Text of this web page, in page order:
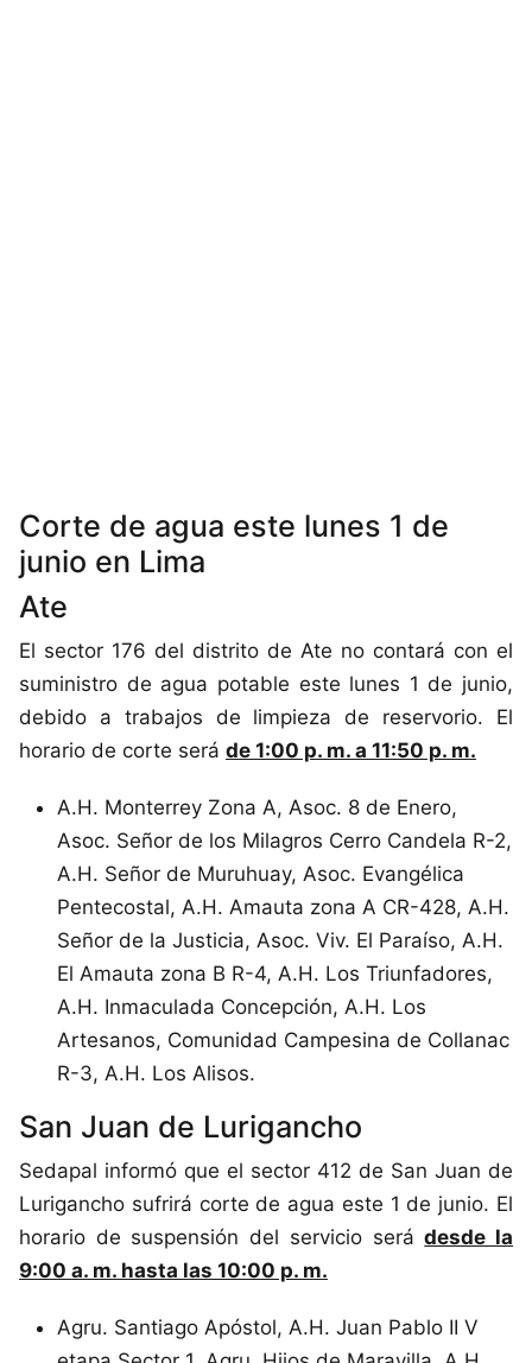
Corte de agua este lunes 1 de
junio en Lima
Ate
El sector 176 del distrito de Ate no contará con el
suministro de agua potable este lunes 1 de junio,
debido a trabajos de limpieza de reservorio. El
horario de corte será de 1:00 p. m. a 11:50 p. m.
A.H. Monterrey Zona A, Asoc. 8 de Enero,
Asoc. Señor de los Milagros Cerro Candela R-2,
A.H. Señor de Muruhuay, Asoc. Evangélica
Pentecostal, A.H. Amauta zona A CR-428, A.H.
Señor de la Justicia, Asoc. Viv. El Paraíso, A.H.
El Amauta zona B R-4, A.H. Los Triunfadores,
A.H. Inmaculada Concepción, A.H. Los
Artesanos, Comunidad Campesina de Collanac
R-3, A.H. Los Alisos.
San Juan de Lurigancho
Sedapal informó que el sector 412 de San Juan de
Lurigancho sufrirá corte de agua este 1 de junio. El
horario de suspensión del servicio serádesde la
9:00 a. m. hasta las 10:00 p. m.
Agru. Santiago Apóstol, A.H. Juan Pablo II V